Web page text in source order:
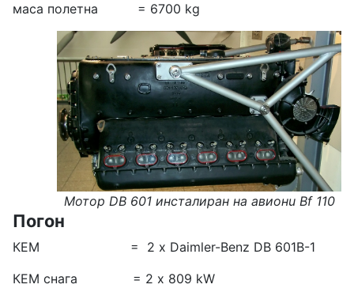
маса полетна = 6700 kg
Мотор DB 601 инсталиран на авионu Bf 110
Погон
КЕМ = 2 х Daimler-Benz DB 601B-1
КЕМ снага = 2 x 809 kW